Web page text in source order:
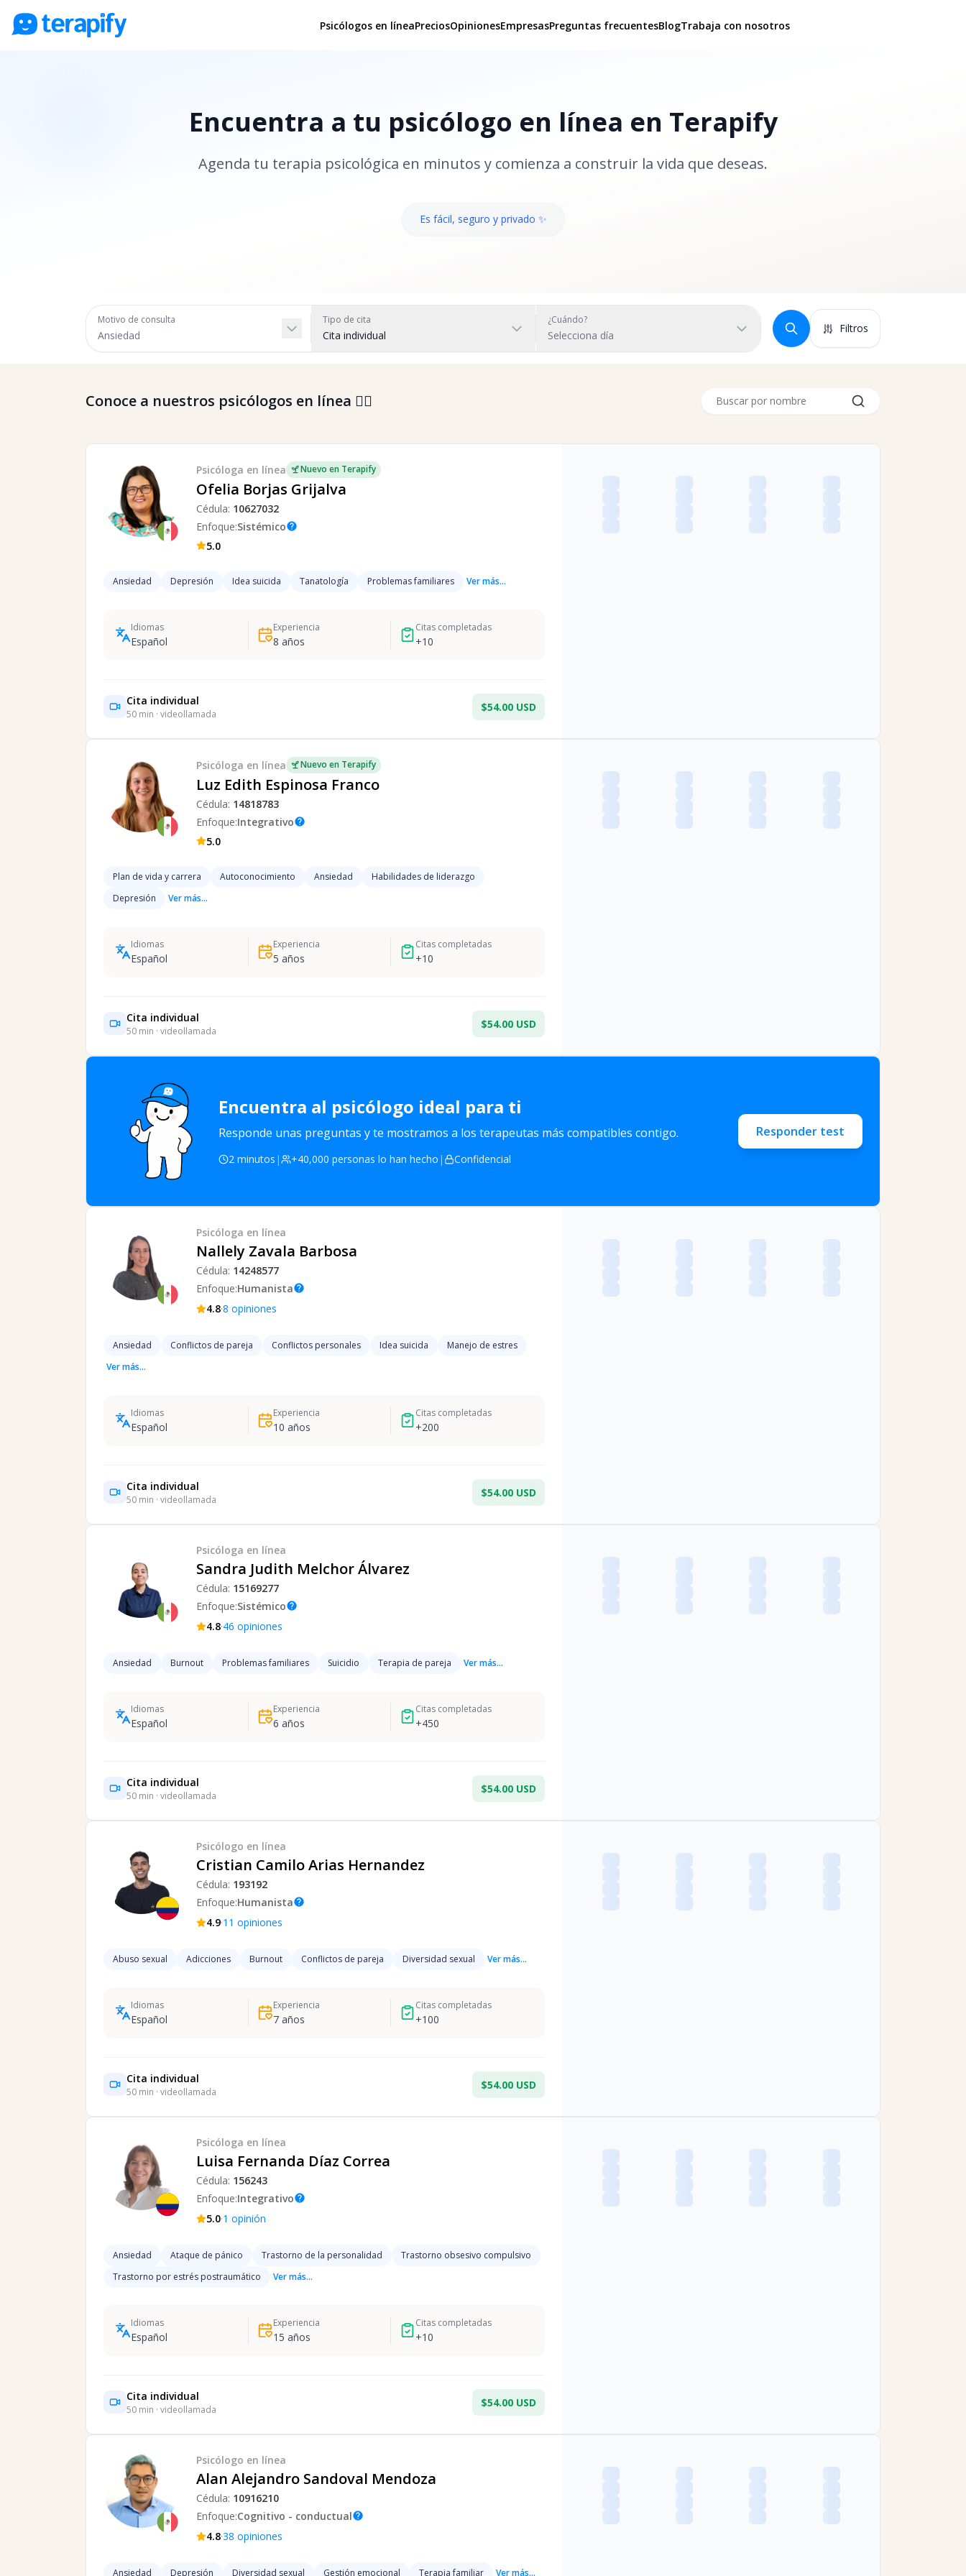
Psicólogos en líneaPreciosOpinionesEmpresasPreguntas frecuentesBlogTrabaja con nosotros
Encuentra a tu psicólogo en línea en Terapify
Agenda tu terapia psicológica en minutos y comienza a construir la vida que deseas.
Es fácil, seguro y privado ✨
Motivo de consulta Tipo de cita
Cita individual
¿Cuándo?
Selecciona día
Filtros
Conoce a nuestros psicólogos en línea 👇🏼 Buscar por nombre
Psicóloga en línea Nuevo en Terapify
Ofelia Borjas Grijalva
Cédula: 10627032
Enfoque:Sistémicohelp
5.0
Ansiedad Depresión Idea suicida Tanatología Problemas familiares Ver más...
Idiomas
Español
Experiencia
8 años
Citas completadas
+10
Cita individual
50 min · videollamada
$54.00 USD
Psicóloga en línea Nuevo en Terapify
Luz Edith Espinosa Franco
Cédula: 14818783
Enfoque:Integrativohelp
5.0
Plan de vida y carrera Autoconocimiento Ansiedad
Habilidades de liderazgo
Depresión
Ver más...
Idiomas
Español
Experiencia
5 años
Citas completadas
+10
Cita individual
50 min · videollamada
$54.00 USD
Encuentra al psicólogo ideal para ti
Responde unas preguntas y te mostramos a los terapeutas más compatibles contigo.
2 minutos | +40,000 personas lo han hecho | Confidencial
Responder test
Psicóloga en línea
Nallely Zavala Barbosa
Cédula: 14248577
Enfoque:Humanistahelp
4.8·8 opiniones
Ansiedad Conflictos de pareja Conflictos personales Idea suicida
Manejo de estres
Ver más...
Idiomas
Español
Experiencia
10 años
Citas completadas
+200
Cita individual
50 min · videollamada
$54.00 USD
Psicóloga en línea
Sandra Judith Melchor Álvarez
Cédula: 15169277
Enfoque:Sistémicohelp
4.8·46 opiniones
Ansiedad Burnout Problemas familiares Suicidio Terapia de pareja Ver más...
Idiomas
Español
Experiencia
6 años
Citas completadas
+450
Cita individual
50 min · videollamada
$54.00 USD
Psicólogo en línea
Cristian Camilo Arias Hernandez
Cédula: 193192
Enfoque:Humanistahelp
4.9·11 opiniones
Abuso sexual Adicciones Burnout Conflictos de pareja Diversidad sexual Ver más...
Idiomas
Español
Experiencia
7 años
Citas completadas
+100
Cita individual
50 min · videollamada
$54.00 USD
Psicóloga en línea
Luisa Fernanda Díaz Correa
Cédula: 156243
Enfoque:Integrativohelp
5.0·1 opinión
Ansiedad Ataque de pánico Trastorno de la personalidad
Trastorno obsesivo compulsivo
Trastorno por estrés postraumático
Ver más...
Idiomas
Español
Experiencia
15 años
Citas completadas
+10
Cita individual
50 min · videollamada
$54.00 USD
Psicólogo en línea
Alan Alejandro Sandoval Mendoza
Cédula: 10916210
Enfoque:Cognitivo - conductualhelp
4.8·38 opiniones
Ansiedad Depresión Diversidad sexual Gestión emocional Terapia familiar Ver más...